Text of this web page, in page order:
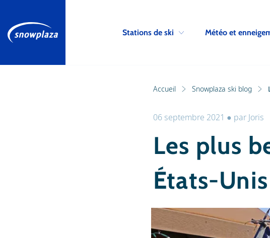
Stations de ski Météo et
Accueil Snowplaza ski blog
06 septembre 2021 ● par Joris
Les plus
États-Unis